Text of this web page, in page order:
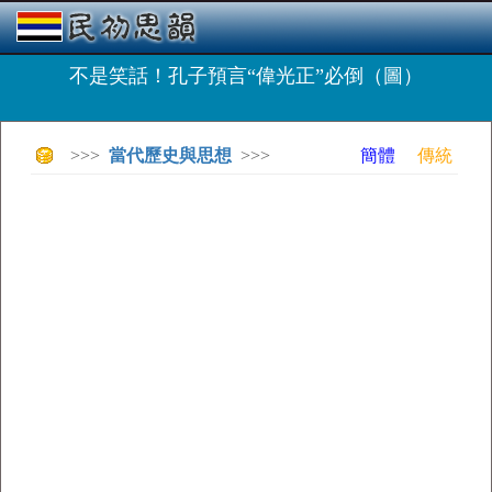
不是笑話！孔子預言“偉光正”必倒（圖）
>>> 當代歷史與思想 >>> 簡體 傳統